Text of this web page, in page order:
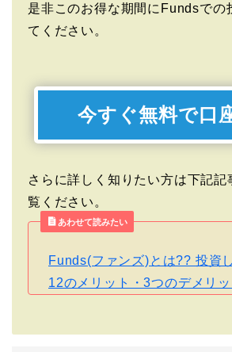
是非このお得な期間にFundsでの
てください。
今すぐ無料で口
さらに詳しく知りたい方は下記記
覧ください。
あわせて読みたい
Funds(ファンズ)とは?? 投資
12のメリット・3つのデメリッ